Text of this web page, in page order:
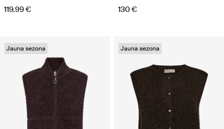
119.99 € 130 €
Jauna sezona Jauna sezona